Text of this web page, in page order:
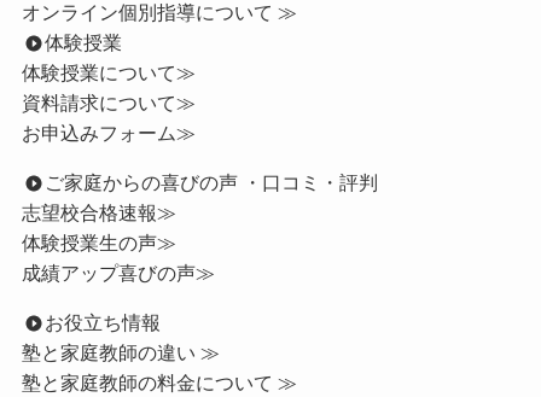
オンライン個別指導について ≫
体験授業
体験授業について≫
資料請求について≫
お申込みフォーム≫
ご家庭からの喜びの声 ・口コミ・評判
志望校合格速報≫
体験授業生の声≫
成績アップ喜びの声≫
お役立ち情報
塾と家庭教師の違い ≫
塾と家庭教師の料金について ≫